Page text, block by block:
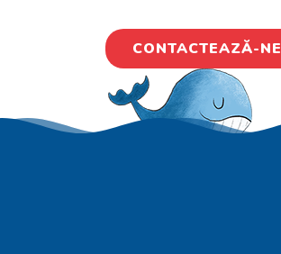
CONTACTEAZĂ-NE